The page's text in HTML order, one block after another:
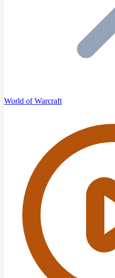
World of Warcraft